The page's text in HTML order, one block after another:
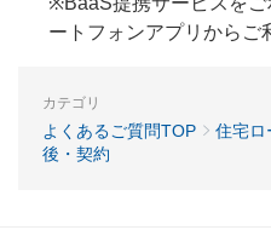
ートフォンアプリからご
カテゴリ
よくあるご質問TOP 住宅ロ
後・契約